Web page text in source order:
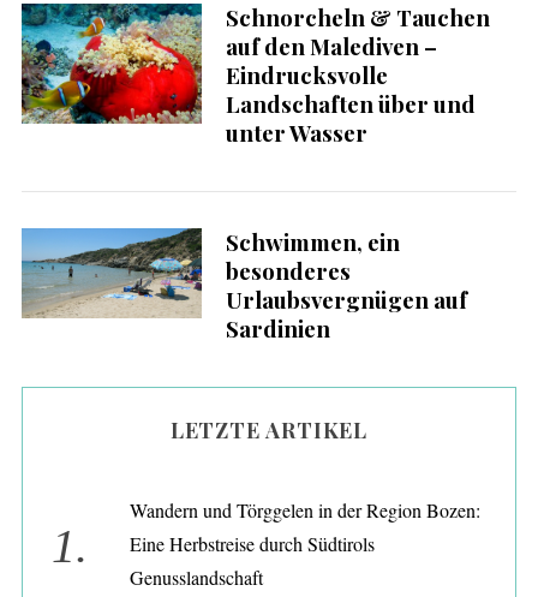
Schnorcheln & Tauchen
auf den Malediven –
Eindrucksvolle
Landschaften über und
unter Wasser
Schwimmen, ein
besonderes
Urlaubsvergnügen auf
Sardinien
LETZTE ARTIKEL
Wandern und Törggelen in der Region Bozen:
Eine Herbstreise durch Südtirols
Genusslandschaft